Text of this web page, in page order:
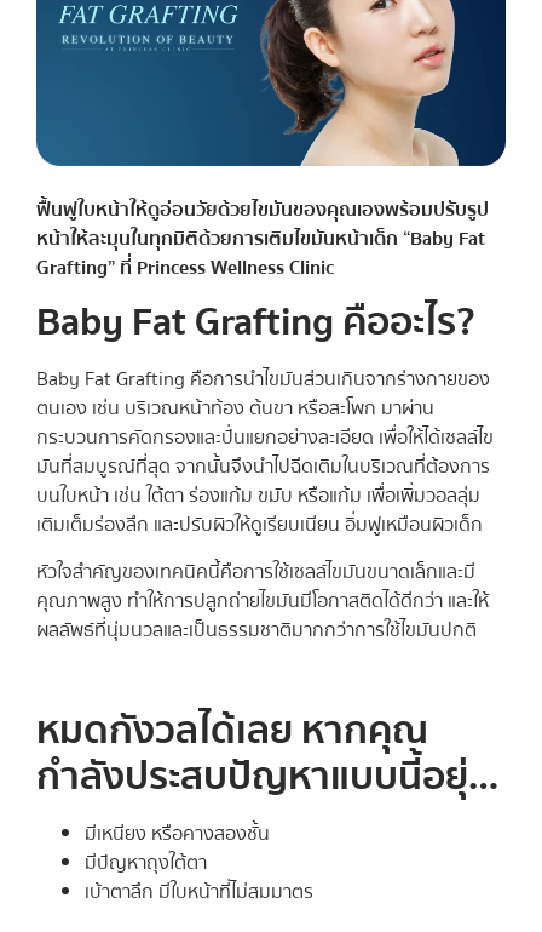
ฟื้นฟูใบหน้าให้ดูอ่อนวัยด้วยไขมันของคุณเองพร้อมปรับรูป
หน้าให้ละมุนในทุกมิติด้วยการเติมไขมันหน้าเด็ก “Baby Fat
Grafting” ที่ Princess Wellness Clinic
Baby Fat Grafting คืออะไร?
Baby Fat Grafting คือการนำไขมันส่วนเกินจากร่างกายของ
ตนเอง เช่น บริเวณหน้าท้อง ต้นขา หรือสะโพก มาผ่าน
กระบวนการคัดกรองและปั่นแยกอย่างละเอียด เพื่อให้ได้เซลล์ไข
มันที่สมบูรณ์ที่สุด จากนั้นจึงนำไปฉีดเติมในบริเวณที่ต้องการ
บนใบหน้า เช่น ใต้ตา ร่องแก้ม ขมับ หรือแก้ม เพื่อเพิ่มวอลลุ่ม
เติมเต็มร่องลึก และปรับผิวให้ดูเรียบเนียน อิ่มฟูเหมือนผิวเด็ก
หัวใจสำคัญของเทคนิคนี้คือการใช้เซลล์ไขมันขนาดเล็กและมี
คุณภาพสูง ทำให้การปลูกถ่ายไขมันมีโอกาสติดได้ดีกว่า และให้
ผลลัพธ์ที่นุ่มนวลและเป็นธรรมชาติมากกว่าการใช้ไขมันปกติ
หมดกังวลได้เลย หากคุณ
กำลังประสบปัญหาแบบนี้อยุ่…
มีเหนียง หรือคางสองชั้น
มีปัญหาถุงใต้ตา
เบ้าตาลึก มีใบหน้าที่ไม่สมมาตร